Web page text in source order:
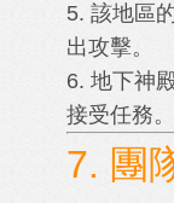
5. 該地區
出攻擊。
6. 地下神
接受任務。
7. 團